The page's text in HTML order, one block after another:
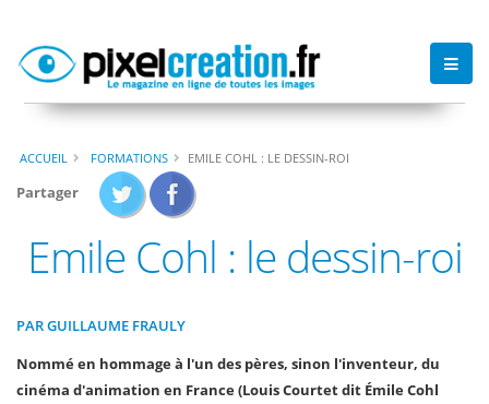
ACCUEIL FORMATIONS EMILE COHL : LE DESSIN-ROI
Partager
Emile Cohl : le dessin-roi
PAR GUILLAUME FRAULY
Nommé en hommage à l'un des pères, sinon l'inventeur, du
cinéma d'animation en France (Louis Courtet dit Émile Cohl